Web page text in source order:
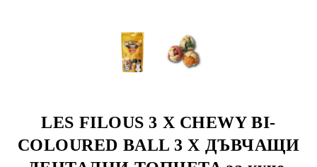
LES FILOUS 3 X CHEWY BI-
COLOURED BALL 3 X ДЪВЧАЩИ